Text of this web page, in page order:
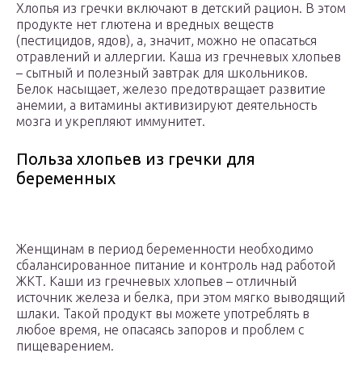
Хлопья из гречки включают в детский рацион. В этом
продукте нет глютена и вредных веществ
(пестицидов, ядов), а, значит, можно не опасаться
отравлений и аллергии. Каша из гречневых хлопьев
– сытный и полезный завтрак для школьников.
Белок насыщает, железо предотвращает развитие
анемии, а витамины активизируют деятельность
мозга и укрепляют иммунитет.
Польза хлопьев из гречки для
беременных
Женщинам в период беременности необходимо
сбалансированное питание и контроль над работой
ЖКТ. Каши из гречневых хлопьев – отличный
источник железа и белка, при этом мягко выводящий
шлаки. Такой продукт вы можете употреблять в
любое время, не опасаясь запоров и проблем с
пищеварением.